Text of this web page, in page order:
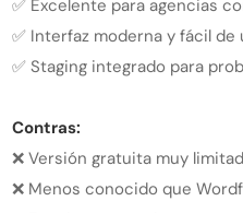
✅ Excelente para agencias
✅ Interfaz moderna y fácil de
✅ Staging integrado para
Contras:
❌ Versión gratuita muy
❌ Menos conocido que